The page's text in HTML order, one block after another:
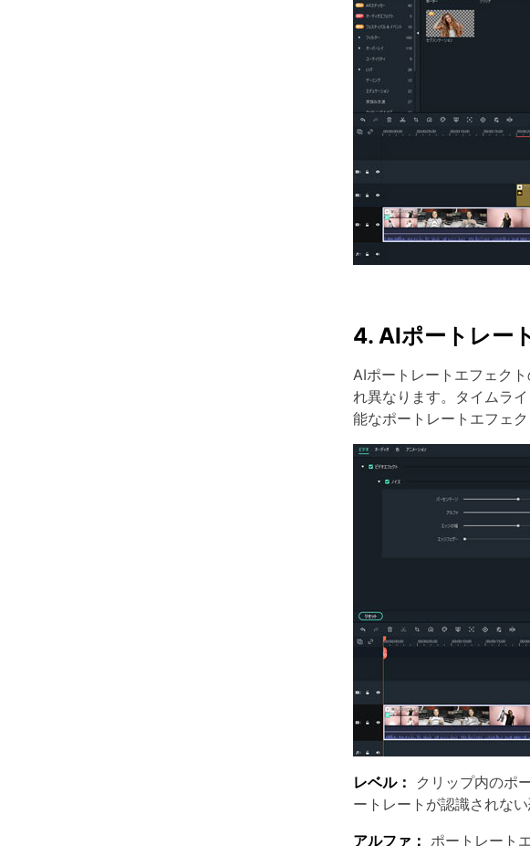
4. AIポートレー
AIポートレートエフェク
れ異なります。タイムラ
能なポートレートエフェ
レベル：
クリップ内のポ
ートレートが認識されな
アルファ： ポートレート